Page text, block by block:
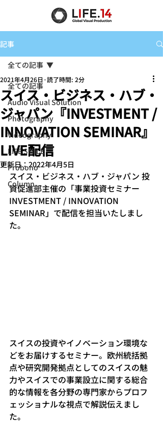
記事
全ての記事
Audio Visual Solution
Photography
Videography
LIFE SMILE
Probono
Column
全ての記事
スイス・ビジネス・ハブ・
ジャパン『INVESTMENT /
INNOVATION SEMINAR』
LIVE配信
2021年4月26日 読了時間: 2分
更新日：2022年4月5日
スイス・ビジネス・ハブ・ジャパン 投
資促進部主催の「事業投資セミナー
INVESTMENT / INNOVATION
SEMINAR」で配信を担当いたしまし
た。
スイスの投資やイノベーション環境な
どをお届けするセミナー。欧州統括拠
点や研究開発拠点としてのスイスの魅
力やスイスでの事業設立に関する総合
的な情報を各分野の専門家からプロフ
ェッショナルな視点で解説伝えまし
た。